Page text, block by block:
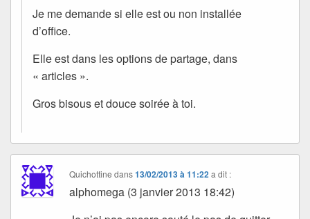
Je me demande si elle est ou non installée
d’office.
Elle est dans les options de partage, dans
« articles ».
Gros bisous et douce soirée à toi.
Quichottine dans13/02/2013 à 11:22 a dit :
alphomega (3 janvier 2013 18:42)